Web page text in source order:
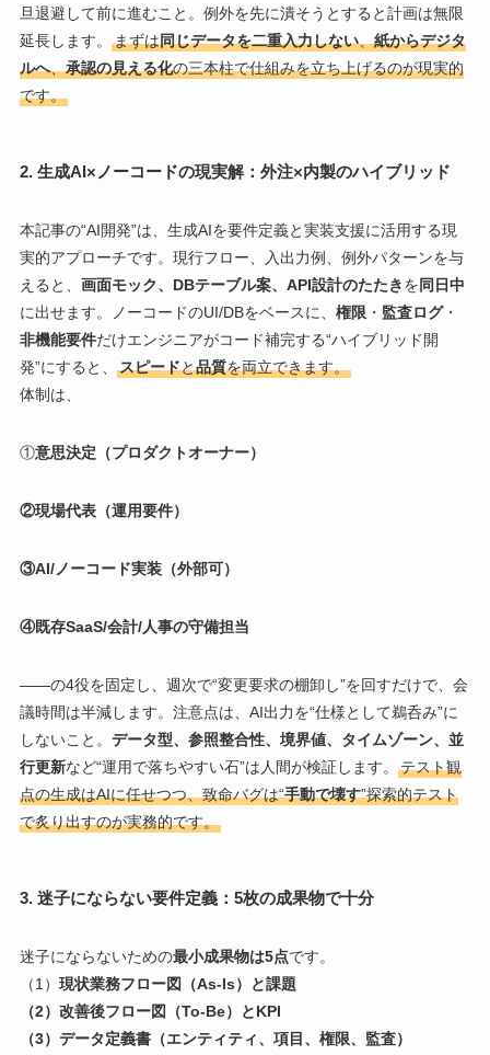
旦退避して前に進むこと。例外を先に潰そうとすると計画は無限
延長します。
まずは同じデータを二重入力しない、紙からデジタ
ルへ、承認の見える化の三本柱で仕組みを立ち上げるのが現実的
です。
2. 生成AI×ノーコードの現実解：外注×内製のハイブリッド
本記事の“AI開発”は、生成AIを要件定義と実装支援に活用する現
実的アプローチです。現行フロー、入出力例、例外パターンを与
えると、 画面モック、DBテーブル案、API設計のたたきを同日中
に出せます。ノーコードのUI/DBをベースに、 権限・ 監査ログ・
非機能要件だけエンジニアがコード補完する“ハイブリッド開
発”にすると、
スピードと品質を両立できます。
体制は、
①意思決定（プロダクトオーナー）
②現場代表（運用要件）
③AI/ノーコード実装（外部可）
④既存SaaS/会計/人事の守備担当
――の4役を固定し、週次で“変更要求の棚卸し”を回すだけで、会
議時間は半減します。注意点は、AI出力を“仕様として鵜呑み”に
しないこと。 データ型、参照整合性、境界値、タイムゾーン、並
行更新など“運用で落ちやすい石”は人間が検証します。
テスト観
点の生成はAIに任せつつ、致命バグは“手動で壊す”探索的テスト
で炙り出すのが実務的です。
3. 迷子にならない要件定義：5枚の成果物で十分
迷子にならないための最小成果物は5点です。
（1） 現状業務フロー図（As-Is）と課題
（2）改善後フロー図（To-Be）とKPI
（3）データ定義書（エンティティ、項目、権限、監査）